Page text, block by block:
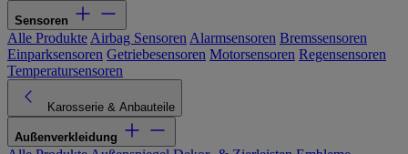
Sensoren
Alle Produkte Airbag Sensoren Alarmsensoren Bremssensoren
Einparksensoren Getriebesensoren Motorsensoren Regensensoren
Temperatursensoren
Karosserie & Anbauteile
Außenverkleidung